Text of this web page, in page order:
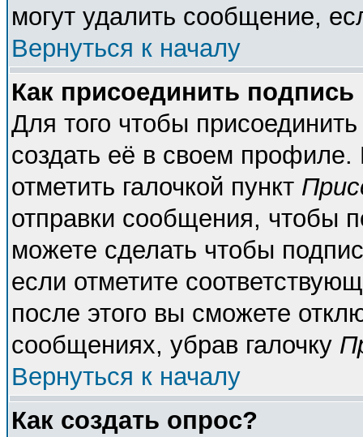
могут удалить сообщение,
Вернуться к началу
Как присоединить
Для того чтобы
создать её в своем
отметить галочкой пункт
отправки сообщения, чтобы
можете сделать чтобы
если отметите
после этого вы сможете
сообщениях, убрав галочку
Вернуться к началу
Как создать опрос?